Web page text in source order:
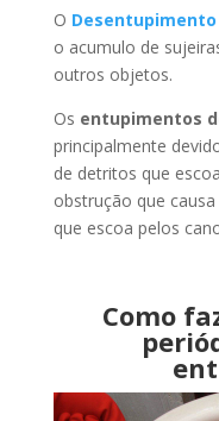
O Desentupimento
o acumulo de
outros objetos.
Os entupimentos
principalmente
de detritos que
obstrução que
que escoa pelos
Como